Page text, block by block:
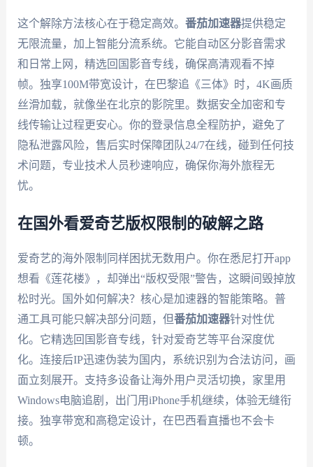
这个解除方法核心在于稳定高效。 番茄加速器提供稳定
无限流量，加上智能分流系统。它能自动区分影音需求
和日常上网，精选回国影音专线，确保高清观看不掉
帧。独享100M带宽设计，在巴黎追《三体》时，4K画质
丝滑加载，就像坐在北京的影院里。数据安全加密和专
线传输让过程更安心。你的登录信息全程防护，避免了
隐私泄露风险，售后实时保障团队24/7在线，碰到任何技
术问题，专业技术人员秒速响应，确保你海外旅程无
忧。
在国外看爱奇艺版权限制的破解之路
爱奇艺的海外限制同样困扰无数用户。你在悉尼打开app
想看《莲花楼》，却弹出“版权受限”警告，这瞬间毁掉放
松时光。国外如何解决？核心是加速器的智能策略。普
通工具可能只解决部分问题，但番茄加速器针对性优
化。它精选回国影音专线，针对爱奇艺等平台深度优
化。连接后IP迅速伪装为国内，系统识别为合法访问，画
面立刻展开。支持多设备让海外用户灵活切换，家里用
Windows电脑追剧，出门用iPhone手机继续，体验无缝衔
接。独享带宽和高稳定设计，在巴西看直播也不会卡
顿。